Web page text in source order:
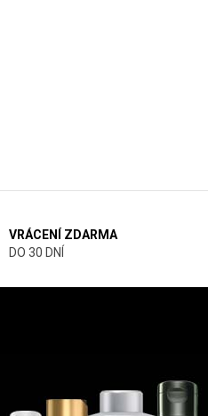
VRÁCENÍ ZDARMA
DO 30 DNÍ